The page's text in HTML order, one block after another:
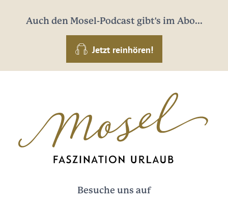
Auch den Mosel-Podcast gibt's im Abo...
Jetzt reinhören!
Besuche uns auf